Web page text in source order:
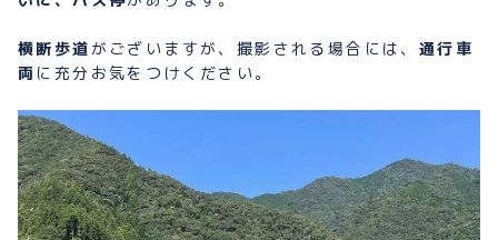
横断歩道 がございますが、撮影される場合には、 通行車
両 に充分お気をつけください。